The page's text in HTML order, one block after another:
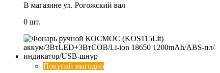
В магазине ул. Рогожский вал
0 шт.
Покупай выгодно